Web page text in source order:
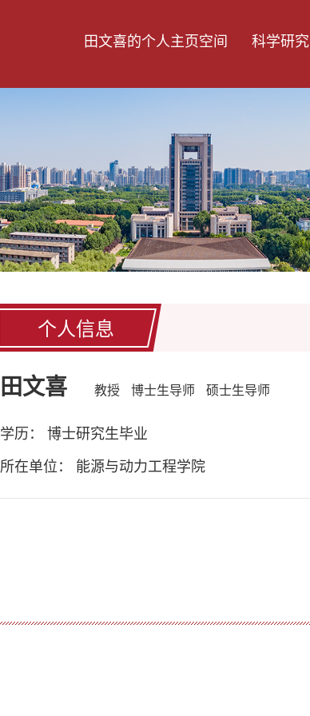
田文喜的个人主页空间 科学研究
个人信息
田文喜 教授 博士生导师 硕士生导师
学历： 博士研究生毕业
所在单位： 能源与动力工程学院